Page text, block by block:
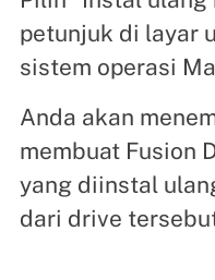
petunjuk di layar
sistem operasi
Anda akan
membuat Fusion
yang diinstal
dari drive